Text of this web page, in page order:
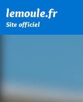
lemoule.fr
Site officiel